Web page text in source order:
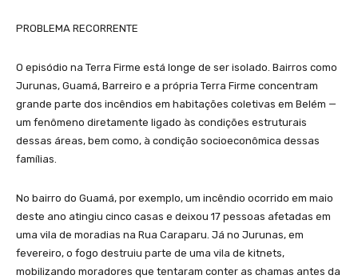
PROBLEMA RECORRENTE
O episódio na Terra Firme está longe de ser isolado. Bairros como
Jurunas, Guamá, Barreiro e a própria Terra Firme concentram
grande parte dos incêndios em habitações coletivas em Belém —
um fenômeno diretamente ligado às condições estruturais
dessas áreas, bem como, à condição socioeconômica dessas
famílias.
No bairro do Guamá, por exemplo, um incêndio ocorrido em maio
deste ano atingiu cinco casas e deixou 17 pessoas afetadas em
uma vila de moradias na Rua Caraparu. Já no Jurunas, em
fevereiro, o fogo destruiu parte de uma vila de kitnets,
mobilizando moradores que tentaram conter as chamas antes da